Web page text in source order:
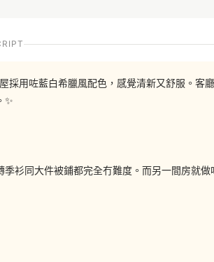
椅，方便坐下來穿鞋除鞋，同時是一張坐到兩
用咗藍白希臘風配色，感覺清新又舒服。客
✨
衫同大件被鋪都完全冇難度。而另一間房就做